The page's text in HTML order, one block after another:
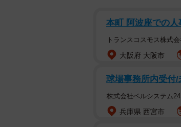
本町 阿波座での
トランスコスモス株式会
大阪府 大阪市
球場事務所内受付
株式会社ベルシステム24
兵庫県 西宮市